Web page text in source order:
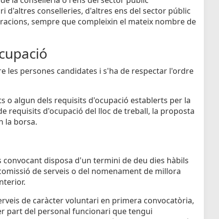
conselleries, d'altres ens del sector públic
sempre que compleixin el mateix nombre de
les persones candidates i s'ha de respectar l'ordre
o algun dels requisits d'ocupació establerts per la
requisits d'ocupació del lloc de treball, la proposta
la borsa.
disposa d'un termini de deu dies hàbils
de serveis o del nomenament de millora
de caràcter voluntari en primera convocatòria,
part del personal funcionari que tengui